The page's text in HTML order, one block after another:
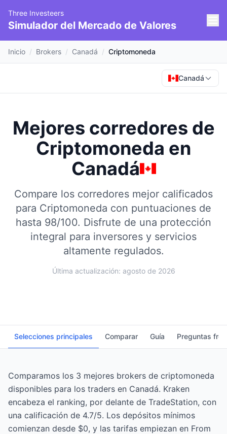
Three Investeers
Simulador del Mercado de Valores
Inicio / Brokers / Canadá / Criptomoneda
Canadá
Mejores corredores de
Criptomoneda en
Canadá
Compare los corredores mejor calificados
para Criptomoneda con puntuaciones de
hasta 98/100. Disfrute de una protección
integral para inversores y servicios
altamente regulados.
Última actualización: agosto de 2026
Selecciones principales Comparar Guía Preguntas
Comparamos los 3 mejores brokers de criptomoneda
disponibles para los traders en Canadá. Kraken
encabeza el ranking, por delante de TradeStation, con
una calificación de 4.7/5. Los depósitos mínimos
comienzan desde $0, y las tarifas empiezan en From